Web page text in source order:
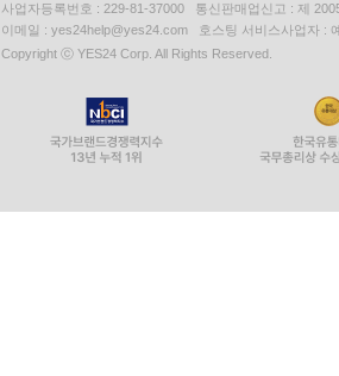
사업자등록번호 : 229-81-37000 통신판매업신고 : 제
이메일 : yes24help@yes24.com 호스팅 서비스사업자 :
Copyright ⓒ YES24 Corp. All Rights Reserved.